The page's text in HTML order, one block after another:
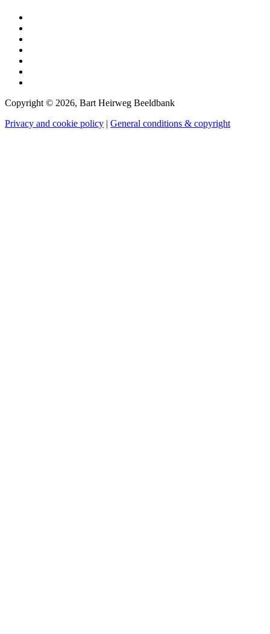
Copyright © 2026, Bart Heirweg Beeldbank
Privacy and cookie policy | General conditions & copyright